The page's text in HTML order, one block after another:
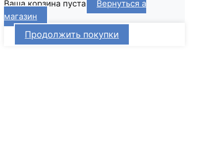
Ваша корзина пуста
Вернуться а
магазин
Продолжить покупки